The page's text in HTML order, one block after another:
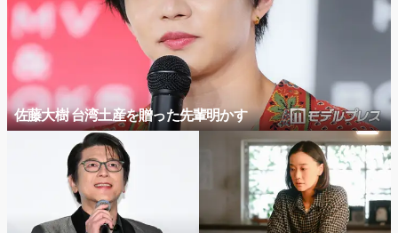
佐藤大樹 台湾土産を贈った先輩明かす